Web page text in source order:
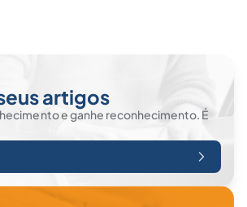
artigos
e ganhe reconhecimento. É